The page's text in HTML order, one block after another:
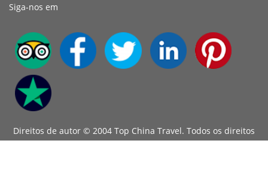
Siga-nos em
Direitos de autor © 2004 Top China Travel. Todos os direitos